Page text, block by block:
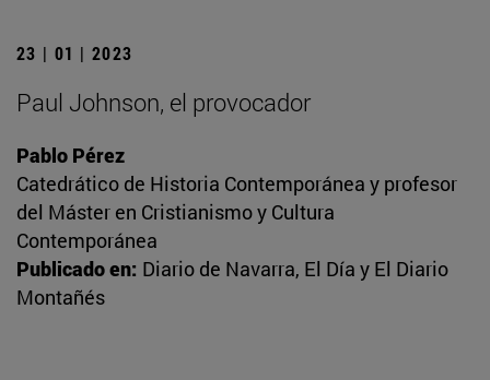
23 | 01 | 2023
Paul Johnson, el provocador
Pablo Pérez
Catedrático de Historia Contemporánea y profesor
del Máster en Cristianismo y Cultura
Contemporánea
Publicado en: Diario de Navarra, El Día y El Diario
Montañés